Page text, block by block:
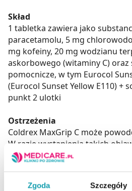
Zgoda Szczegóły
Skład
1 tabletka zawiera jako
paracetamolu, 5 mg
mg kofeiny, 20 mg wodzianu
askorbowego (witaminy C) oraz
pomocnicze, w tym Eurocol
(Eurocol Sunset Yellow E110) +
punkt 2 ulotki
Ostrzeżenia
Coldrex MaxGrip C może
W razie wystąpienia takich
prowadzić pojazdów i
Lek zawiera paracetamol. Nie